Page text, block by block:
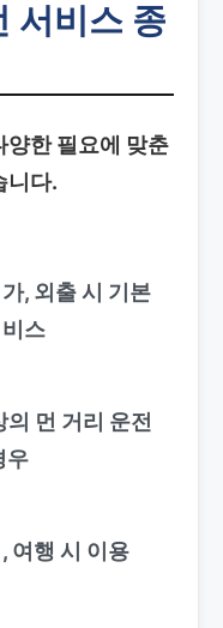
서비스 종
양한 필요에 맞춘
니다.
, 외출 시 기본
스
먼 거리 운전
우
여행 시 이용